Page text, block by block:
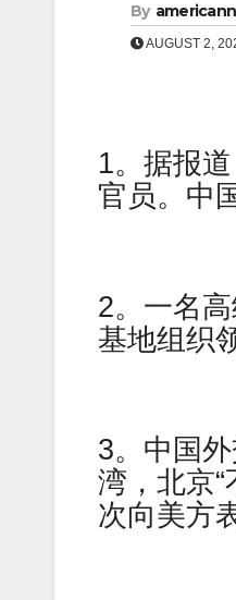
By
AUGUST 2,
1。据报
官员。中
2。一名
基地组织
3。中国
湾，北京
次向美方